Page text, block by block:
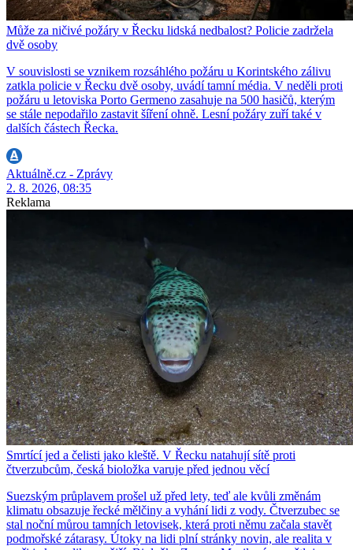
Může za ničivé požáry v Řecku lidská nedbalost? Policie zadržela
dvě osoby
V souvislosti se vznikem rozsáhlého požáru u Korintského zálivu
zatkla policie v Řecku dvě osoby, uvádí tamní média. V neděli proti
požáru u letoviska Porto Germeno zasahuje na 500 hasičů, kterým
se stále nepodařilo zastavit šíření ohně. Lesní požáry zuří také v
dalších částech Řecka.
Aktuálně.cz - Zprávy
2. 8. 2026, 08:35
Reklama
Smrtící jed a čelisti jako kleště. V Řecku natahují sítě proti
čtverzubcům, česká bioložka varuje před jednou věcí
Suezským průplavem prošel už před lety, teď ale kvůli změnám
klimatu obsazuje řecké mělčiny a vyhání lidi z vody. Čtverzubec se
stal noční můrou tamních letovisek, která proti němu začala stavět
podmořské zátarasy. Útoky na lidi plní stránky novin, ale realita v